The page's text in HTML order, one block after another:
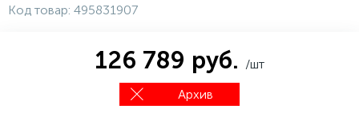
Код товар: 495831907
126 789 руб. /шт
Архив